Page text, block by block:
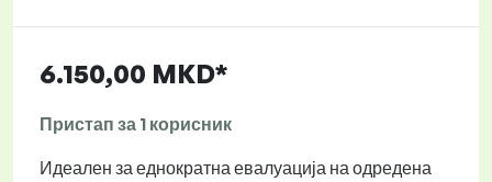
6.150,00 MKD*
Пристап за 1 корисник
Идеален за еднократна евалуација на одредена